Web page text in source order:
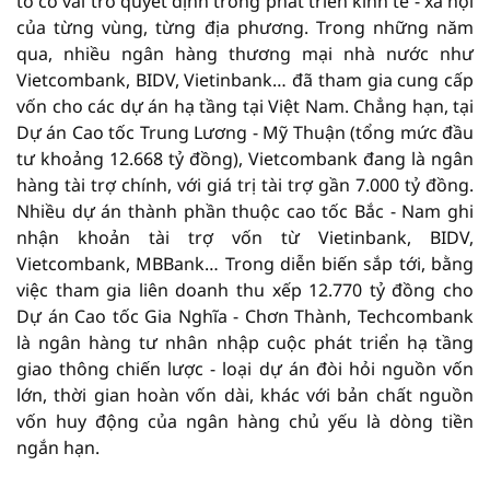
của từng vùng, từng địa phương. Trong những năm
qua, nhiều ngân hàng thương mại nhà nước như
Vietcombank, BIDV, Vietinbank… đã tham gia cung cấp
vốn cho các dự án hạ tầng tại Việt Nam. Chẳng hạn, tại
Dự án Cao tốc Trung Lương - Mỹ Thuận (tổng mức đầu
tư khoảng 12.668 tỷ đồng), Vietcombank đang là ngân
hàng tài trợ chính, với giá trị tài trợ gần 7.000 tỷ đồng.
Nhiều dự án thành phần thuộc cao tốc Bắc - Nam ghi
nhận khoản tài trợ vốn từ Vietinbank, BIDV,
Vietcombank, MBBank… Trong diễn biến sắp tới, bằng
việc tham gia liên doanh thu xếp 12.770 tỷ đồng cho
Dự án Cao tốc Gia Nghĩa - Chơn Thành, Techcombank
là ngân hàng tư nhân nhập cuộc phát triển hạ tầng
giao thông chiến lược - loại dự án đòi hỏi nguồn vốn
lớn, thời gian hoàn vốn dài, khác với bản chất nguồn
vốn huy động của ngân hàng chủ yếu là dòng tiền
ngắn hạn.